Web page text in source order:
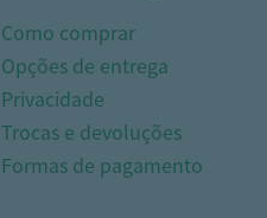
Como comprar
Opções de entrega
Privacidade
Trocas e devoluções
Formas de pagamento